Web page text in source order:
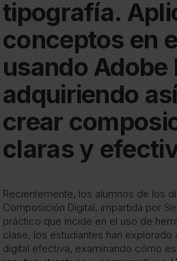
tipografía.
conceptos en
usando Adobe
adquiriendo
crear
claras y
Recientemente, los alumnos de los
Composición Digital, impartida por
práctico que incide en el uso de
clase, los estudiantes han
digital efectiva, examinando cómo